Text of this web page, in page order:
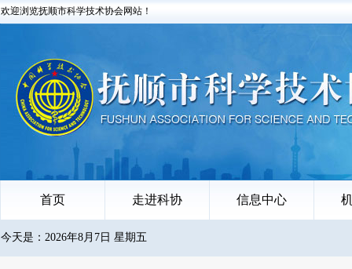
欢迎浏览抚顺市科学技术协会网站！
首页 走进科协 信息中心
今天是：2026年8月7日 星期五